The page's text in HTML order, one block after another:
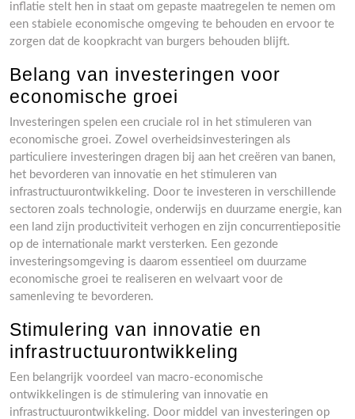
inflatie stelt hen in staat om gepaste maatregelen te nemen om
een stabiele economische omgeving te behouden en ervoor te
zorgen dat de koopkracht van burgers behouden blijft.
Belang van investeringen voor
economische groei
Investeringen spelen een cruciale rol in het stimuleren van
economische groei. Zowel overheidsinvesteringen als
particuliere investeringen dragen bij aan het creëren van banen,
het bevorderen van innovatie en het stimuleren van
infrastructuurontwikkeling. Door te investeren in verschillende
sectoren zoals technologie, onderwijs en duurzame energie, kan
een land zijn productiviteit verhogen en zijn concurrentiepositie
op de internationale markt versterken. Een gezonde
investeringsomgeving is daarom essentieel om duurzame
economische groei te realiseren en welvaart voor de
samenleving te bevorderen.
Stimulering van innovatie en
infrastructuurontwikkeling
Een belangrijk voordeel van macro-economische
ontwikkelingen is de stimulering van innovatie en
infrastructuurontwikkeling. Door middel van investeringen op